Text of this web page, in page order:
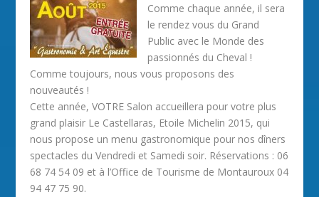
Comme chaque année, il sera
le rendez vous du Grand
Public avec le Monde des
passionnés du Cheval !
Comme toujours, nous vous proposons des
nouveautés !
Cette année, VOTRE Salon accueillera pour votre plus
grand plaisir Le Castellaras, Etoile Michelin 2015, qui
nous propose un menu gastronomique pour nos dîners
spectacles du Vendredi et Samedi soir. Réservations : 06
68 74 54 09 et à l’Office de Tourisme de Montauroux 04
94 47 75 90.